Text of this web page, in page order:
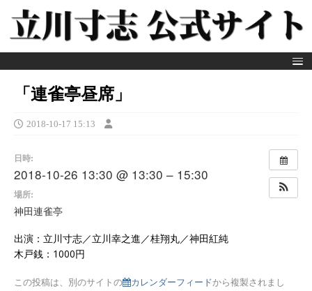
「連雀亭昼席」
2018-10-17 15:13
日時:
2018-10-26 13:30 @ 13:30 – 15:30
場所:
神田連雀亭
出演：立川寸志／立川幸之進／桂翔丸／神田紅純
木戸銭：1000円
この投稿は、別のサイトの カレンダーフィードから複製されまし